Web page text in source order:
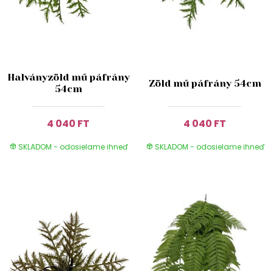
Halványzöld mű páfrány
54cm
4 040 FT
SKLADOM - odosielame ihneď
Zöld mű páfrány 54cm
4 040 FT
SKLADOM - odosielame ihneď